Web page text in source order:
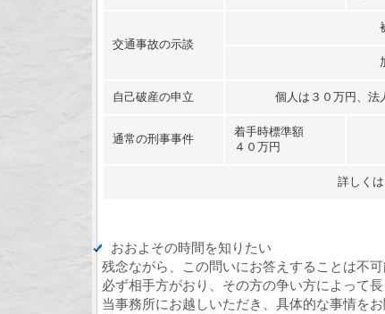
交通事故の示談
自己破産の申立 個人は３０万円、
通常の刑事事件
着手時標準額
４０万円
詳しくは
おおよその時間を知りたい
残念ながら、この問いにお答えすることは不
必ず相手方がおり、その方の争い方によって
当事務所にお越しいただき、具体的な事情を